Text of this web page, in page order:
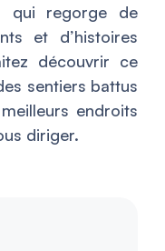
regorge de
et d’histoires
découvrir ce
sentiers battus
endroits
diriger.